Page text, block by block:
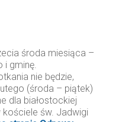
środa miesiąca –
i gminę.
nie będzie,
(środa – piątek)
dla białostockiej
kościele św. Jadwigi